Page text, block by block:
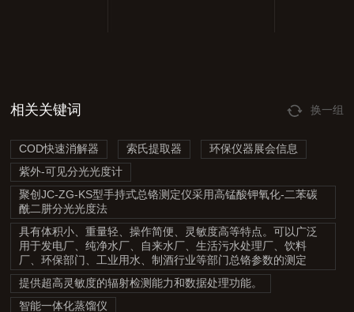
相关关键词 换一组
COD快速消解器 索氏提取器
环保仪器展会信息
紫外-可见分光光度计
聚创JC-ZG-KS型手持式总铬测定仪采用高锰酸钾氧化-二苯碳
酰二肼分光光度法
具有体积小、重量轻、操作简便、灵敏度高等特点。可以广泛
用于发电厂、纯净水厂、自来水厂、生活污水处理厂、饮料
厂、环保部门、工业用水、制酒行业等部门总铬参数的测定
提供超高灵敏度的辐射检测能力和数据处理功能。
智能一体化蒸馏仪